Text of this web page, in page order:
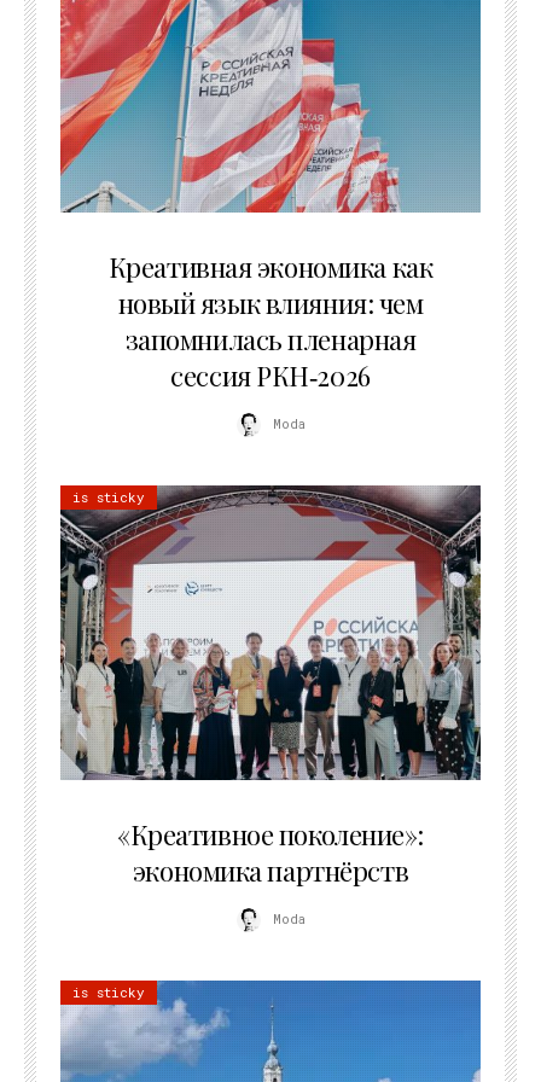
Креативная экономика как
новый язык влияния: чем
запомнилась пленарная
сессия РКН‑2026
Moda
is sticky
«Креативное поколение»:
экономика партнёрств
Moda
is sticky